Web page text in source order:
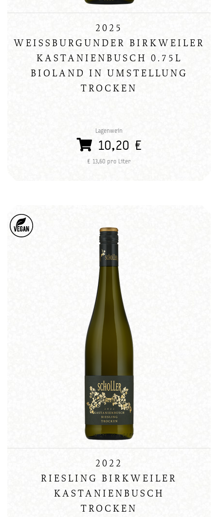
2025
WEISSBURGUNDER BIRKWEILER
KASTANIENBUSCH 0.75L
BIOLAND IN UMSTELLUNG
TROCKEN
Lagenwein
10,20 €
€ 13,60 pro Liter
2022
RIESLING BIRKWEILER
KASTANIENBUSCH
TROCKEN